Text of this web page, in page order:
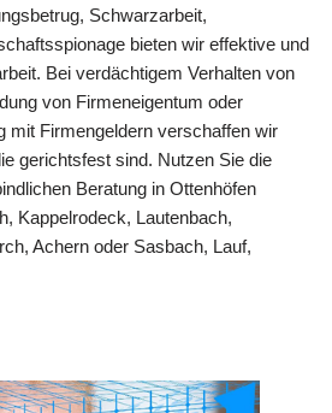
Schwarzarbeit,
bieten wir effektive und
Bei verdächtigem Verhalten von
von Firmeneigentum oder
mit Firmengeldern verschaffen wir
gerichtsfest sind. Nutzen Sie die
Beratung in Ottenhöfen
Kappelrodeck, Lautenbach,
Achern oder Sasbach, Lauf,